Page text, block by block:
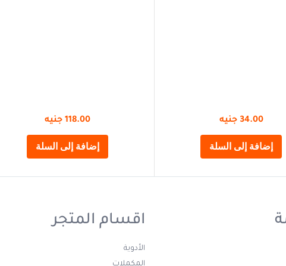
34.00 جنيه
إضافة إلى السلة
118.00 جنيه
إضافة إلى السلة
اقسام المتجر
الأدوية
المكملات